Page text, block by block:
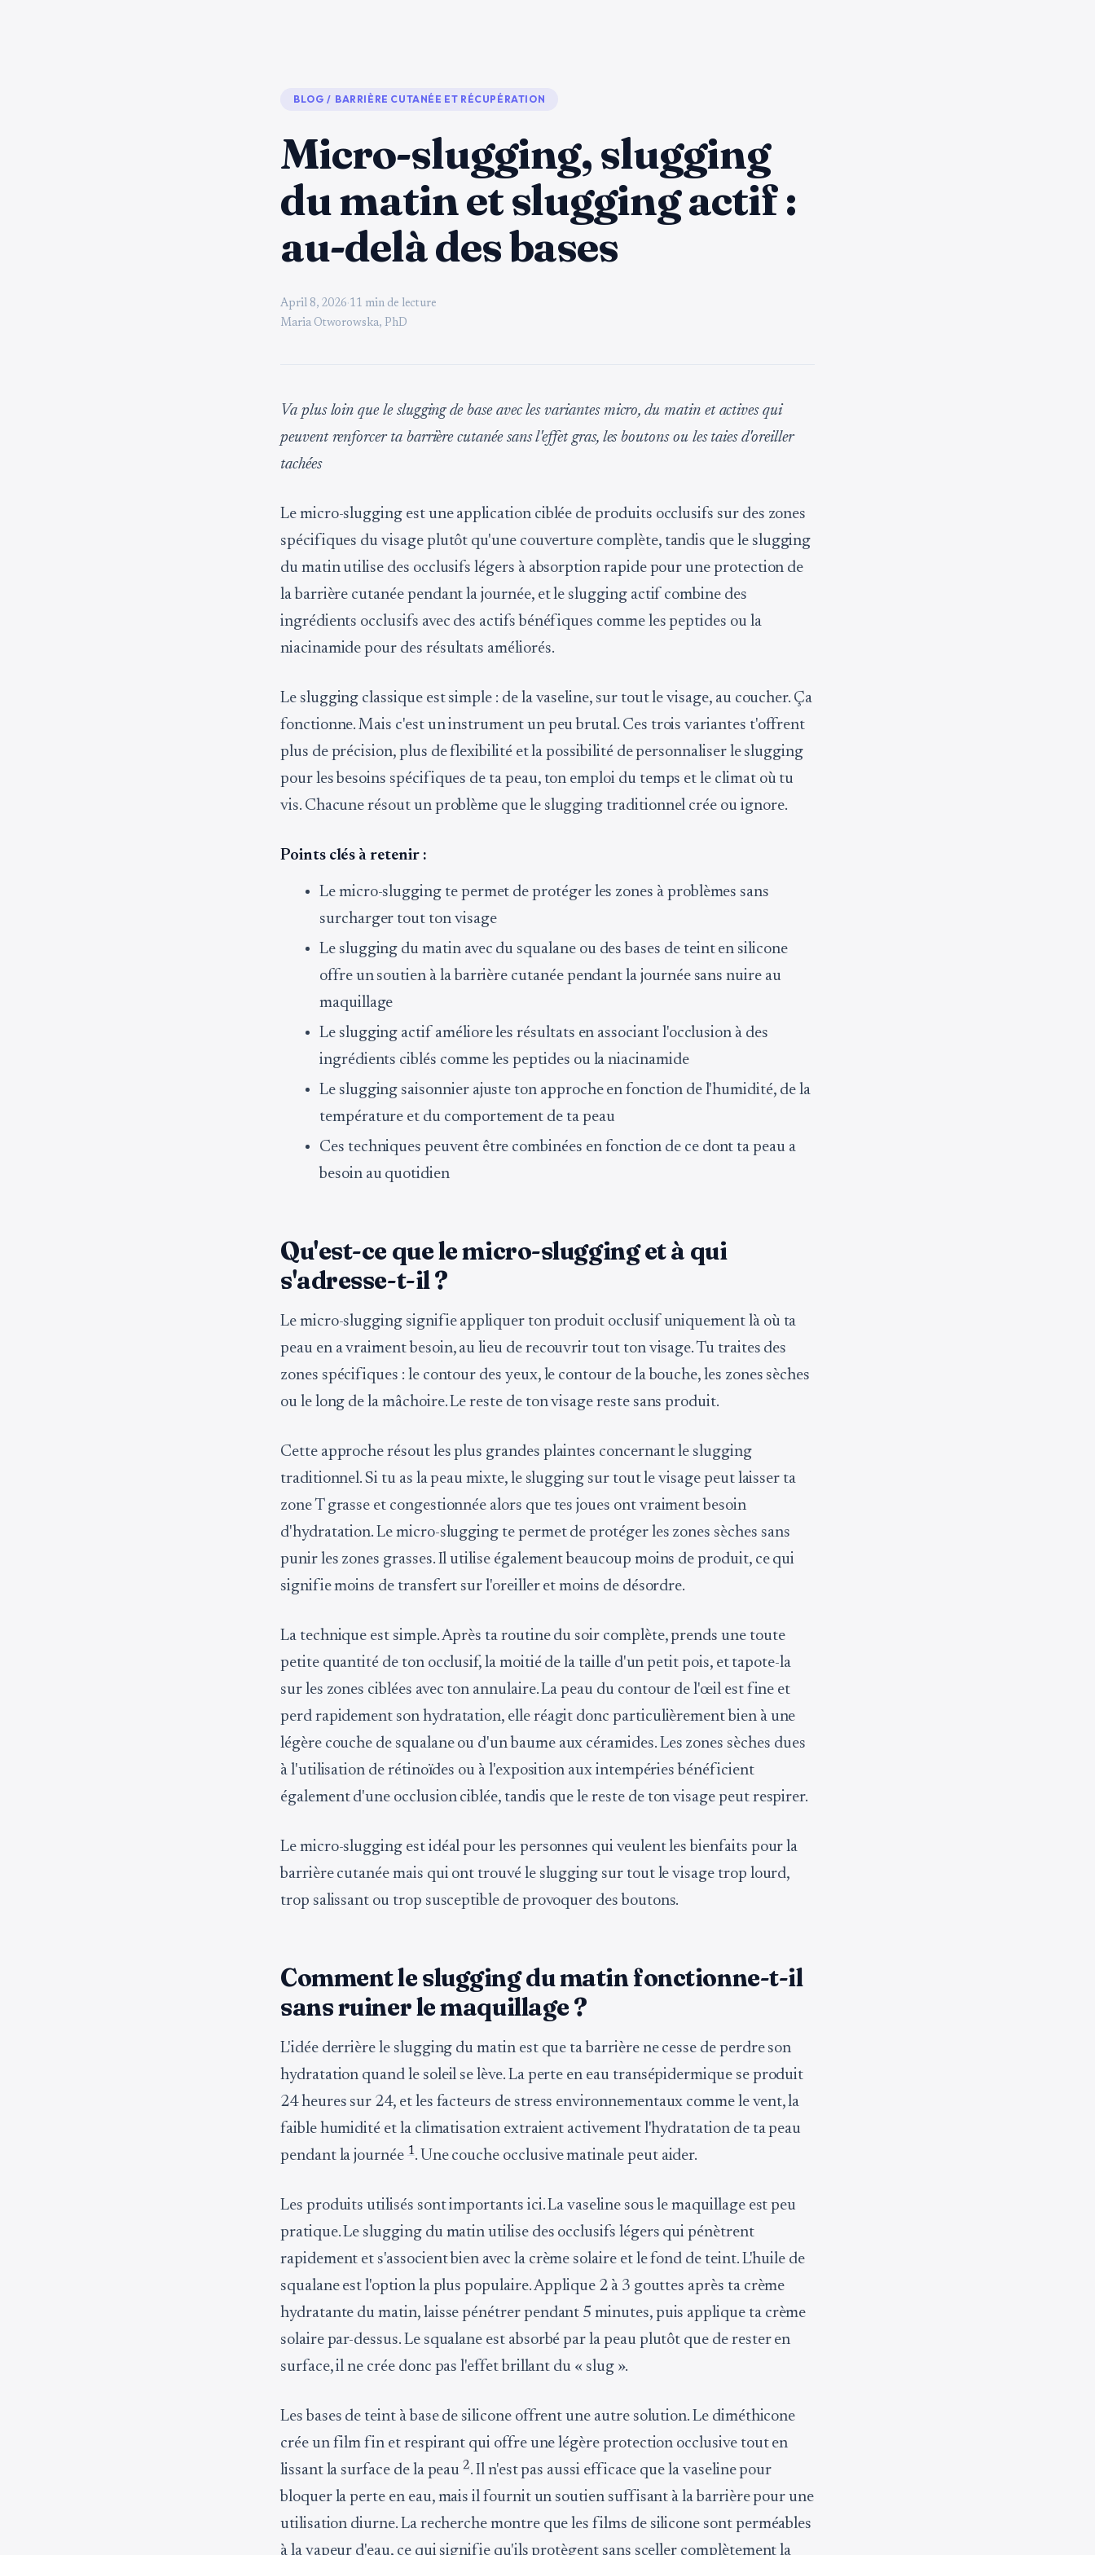
BLOG / BARRIÈRE CUTANÉE ET RÉCUPÉRATION
Micro-slugging, slugging
du matin et slugging actif :
au-delà des bases
April 8, 2026· 11 min de lecture
Maria Otworowska, PhD
Va plus loin que le slugging de base avec les variantes micro, du matin et actives qui
peuvent renforcer ta barrière cutanée sans l'effet gras, les boutons ou les taies d'oreiller
tachées
Le micro-slugging est une application ciblée de produits occlusifs sur des zones
spécifiques du visage plutôt qu'une couverture complète, tandis que le slugging
du matin utilise des occlusifs légers à absorption rapide pour une protection de
la barrière cutanée pendant la journée, et le slugging actif combine des
ingrédients occlusifs avec des actifs bénéfiques comme les peptides ou la
niacinamide pour des résultats améliorés.
Le slugging classique est simple : de la vaseline, sur tout le visage, au coucher. Ça
fonctionne. Mais c'est un instrument un peu brutal. Ces trois variantes t'offrent
plus de précision, plus de flexibilité et la possibilité de personnaliser le slugging
pour les besoins spécifiques de ta peau, ton emploi du temps et le climat où tu
vis. Chacune résout un problème que le slugging traditionnel crée ou ignore.
Points clés à retenir :
Le micro-slugging te permet de protéger les zones à problèmes sans
surcharger tout ton visage
Le slugging du matin avec du squalane ou des bases de teint en silicone
offre un soutien à la barrière cutanée pendant la journée sans nuire au
maquillage
Le slugging actif améliore les résultats en associant l'occlusion à des
ingrédients ciblés comme les peptides ou la niacinamide
Le slugging saisonnier ajuste ton approche en fonction de l'humidité, de la
température et du comportement de ta peau
Ces techniques peuvent être combinées en fonction de ce dont ta peau a
besoin au quotidien
Qu'est-ce que le micro-slugging et à qui
s'adresse-t-il ?
Le micro-slugging signifie appliquer ton produit occlusif uniquement là où ta
peau en a vraiment besoin, au lieu de recouvrir tout ton visage. Tu traites des
zones spécifiques : le contour des yeux, le contour de la bouche, les zones sèches
ou le long de la mâchoire. Le reste de ton visage reste sans produit.
Cette approche résout les plus grandes plaintes concernant le slugging
traditionnel. Si tu as la peau mixte, le slugging sur tout le visage peut laisser ta
zone T grasse et congestionnée alors que tes joues ont vraiment besoin
d'hydratation. Le micro-slugging te permet de protéger les zones sèches sans
punir les zones grasses. Il utilise également beaucoup moins de produit, ce qui
signifie moins de transfert sur l'oreiller et moins de désordre.
La technique est simple. Après ta routine du soir complète, prends une toute
petite quantité de ton occlusif, la moitié de la taille d'un petit pois, et tapote-la
sur les zones ciblées avec ton annulaire. La peau du contour de l'œil est fine et
perd rapidement son hydratation, elle réagit donc particulièrement bien à une
légère couche de squalane ou d'un baume aux céramides. Les zones sèches dues
à l'utilisation de rétinoïdes ou à l'exposition aux intempéries bénéficient
également d'une occlusion ciblée, tandis que le reste de ton visage peut respirer.
Le micro-slugging est idéal pour les personnes qui veulent les bienfaits pour la
barrière cutanée mais qui ont trouvé le slugging sur tout le visage trop lourd,
trop salissant ou trop susceptible de provoquer des boutons.
Comment le slugging du matin fonctionne-t-il
sans ruiner le maquillage ?
L'idée derrière le slugging du matin est que ta barrière ne cesse de perdre son
hydratation quand le soleil se lève. La perte en eau transépidermique se produit
24 heures sur 24, et les facteurs de stress environnementaux comme le vent, la
faible humidité et la climatisation extraient activement l'hydratation de ta peau
pendant la journée 1. Une couche occlusive matinale peut aider.
Les produits utilisés sont importants ici. La vaseline sous le maquillage est peu
pratique. Le slugging du matin utilise des occlusifs légers qui pénètrent
rapidement et s'associent bien avec la crème solaire et le fond de teint. L'huile de
squalane est l'option la plus populaire. Applique 2 à 3 gouttes après ta crème
hydratante du matin, laisse pénétrer pendant 5 minutes, puis applique ta crème
solaire par-dessus. Le squalane est absorbé par la peau plutôt que de rester en
surface, il ne crée donc pas l'effet brillant du « slug ».
Les bases de teint à base de silicone offrent une autre solution. Le diméthicone
crée un film fin et respirant qui offre une légère protection occlusive tout en
lissant la surface de la peau2. Il n'est pas aussi efficace que la vaseline pour
bloquer la perte en eau, mais il fournit un soutien suffisant à la barrière pour une
utilisation diurne. La recherche montre que les films de silicone sont perméables
à la vapeur d'eau, ce qui signifie qu'ils protègent sans sceller complètement la